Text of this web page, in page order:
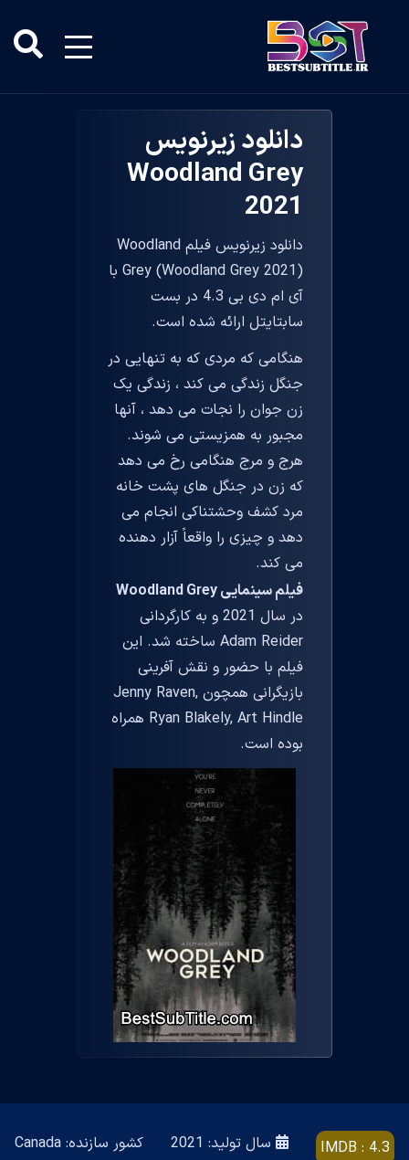
دانلود زیرنویس
Woodland Grey
2021
دانلود زیرنویس فیلم Woodland
Grey (Woodland Grey 2021) با
آی ام دی بی 4.3 در بست
سابتایتل ارائه شده است.
هنگامی که مردی که به تنهایی در
جنگل زندگی می کند ، زندگی یک
زن جوان را نجات می دهد ، آنها
مجبور به همزیستی می شوند.
هرج و مرج هنگامی رخ می دهد
که زن در جنگل های پشت خانه
مرد کشف وحشتناکی انجام می
دهد و چیزی را واقعاً آزار دهنده
می کند.
فیلم سینمایی Woodland Grey
در سال 2021 و به کارگردانی
Adam Reider ساخته شد. این
فیلم با حضور و نقش آفرینی
بازیگرانی همچون Jenny Raven,
Ryan Blakely, Art Hindle همراه
بوده است.
IMDB : 4.3 سال تولید: 2021 کشور سازنده: Canada